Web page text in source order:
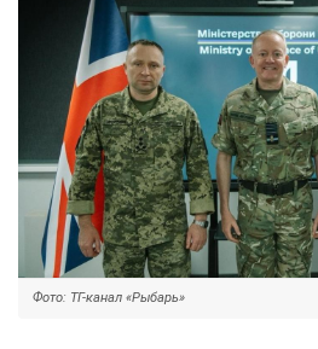
Фото: ТГ-канал «Рыбарь»